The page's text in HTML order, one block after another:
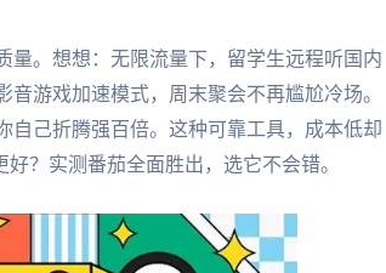
量。想想：无限流量下，留学生远程听国内
游戏加速模式，周末聚会不再尴尬冷场。
己折腾强百倍。这种可靠工具，成本低却
？实测番茄全面胜出，选它不会错。